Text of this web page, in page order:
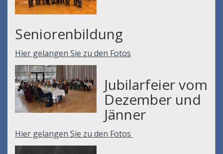
Seniorenbildung
Hier gelangen Sie zu den Fotos
Jubilarfeier vom
Dezember und
Jänner
Hier gelangen Sie zu den Fotos